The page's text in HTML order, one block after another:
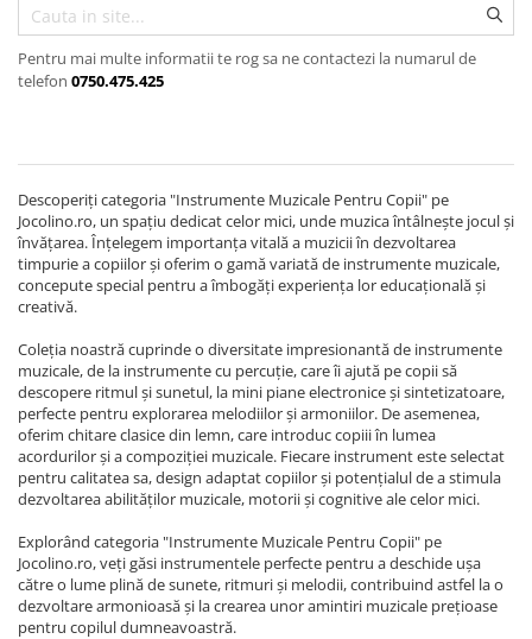
Pentru mai multe informatii te rog sa ne contactezi la numarul de
telefon 0750.475.425
Descoperiți categoria "Instrumente Muzicale Pentru Copii" pe
Jocolino.ro, un spațiu dedicat celor mici, unde muzica întâlnește jocul și
învățarea. Înțelegem importanța vitală a muzicii în dezvoltarea
timpurie a copiilor și oferim o gamă variată de instrumente muzicale,
concepute special pentru a îmbogăți experiența lor educațională și
creativă.
Coleția noastră cuprinde o diversitate impresionantă de instrumente
muzicale, de la instrumente cu percuție, care îi ajută pe copii să
descopere ritmul și sunetul, la mini piane electronice și sintetizatoare,
perfecte pentru explorarea melodiilor și armoniilor. De asemenea,
oferim chitare clasice din lemn, care introduc copiii în lumea
acordurilor și a compoziției muzicale. Fiecare instrument este selectat
pentru calitatea sa, design adaptat copiilor și potențialul de a stimula
dezvoltarea abilităților muzicale, motorii și cognitive ale celor mici.
Explorând categoria "Instrumente Muzicale Pentru Copii" pe
Jocolino.ro, veți găsi instrumentele perfecte pentru a deschide ușa
către o lume plină de sunete, ritmuri și melodii, contribuind astfel la o
dezvoltare armonioasă și la crearea unor amintiri muzicale prețioase
pentru copilul dumneavoastră.